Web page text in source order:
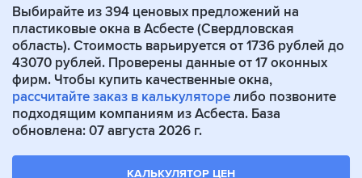
Выбирайте из394 ценовых предложений на
пластиковые окна в Асбесте (Свердловская
область). Стоимость варьируется от 1736 рублей до
43070 рублей. Проверены данные от17оконных
фирм. Чтобы купить качественные окна,
рассчитайте заказ в калькуляторелибо позвоните
подходящим компаниям из Асбеста. База
обновлена: 07 августа 2026 г.
КАЛЬКУЛЯТОР ЦЕН